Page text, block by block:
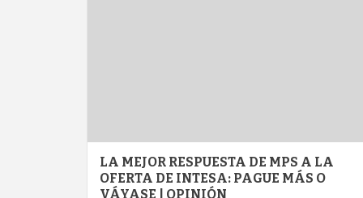
LA MEJOR RESPUESTA DE MPS A LA
OFERTA DE INTESA: PAGUE MÁS O
VÁYASE | OPINIÓN